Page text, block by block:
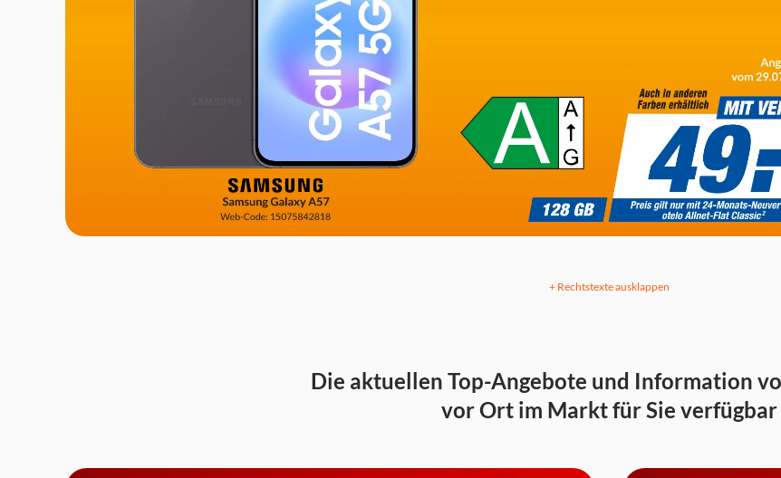
+ Rechtstexte ausklappen
Die aktuellen Top-Angebote und Information
vor Ort im Markt für Sie verfügbar